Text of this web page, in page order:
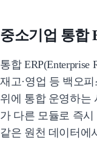
중소기업 통합
통합 ERP(Enterprise
재고·영업 등 백오
위에 통합 운영하는
가 다른 모듈로 즉
같은 원천 데이터에